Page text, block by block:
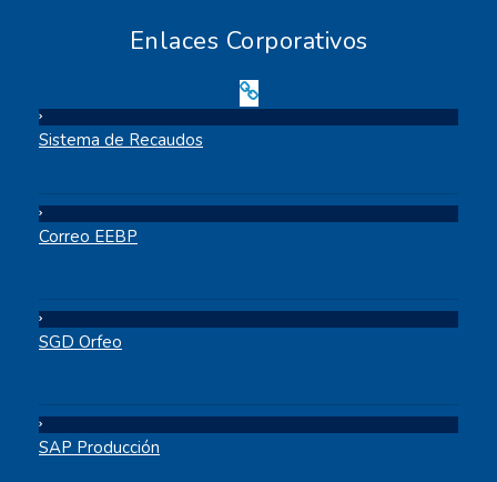
Enlaces Corporativos
Sistema de Recaudos
Correo EEBP
SGD Orfeo
SAP Producción